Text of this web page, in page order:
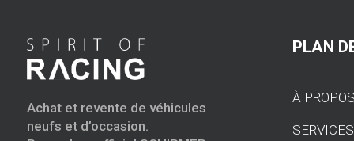
Achat et revente de véhicules
neufs et d’occasion.
PLAN
À PROPOS
SERVICES